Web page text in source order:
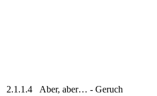
2.1.1.4 Aber, aber… - Geruch